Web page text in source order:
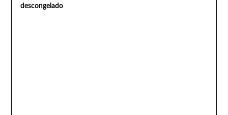
descongelado